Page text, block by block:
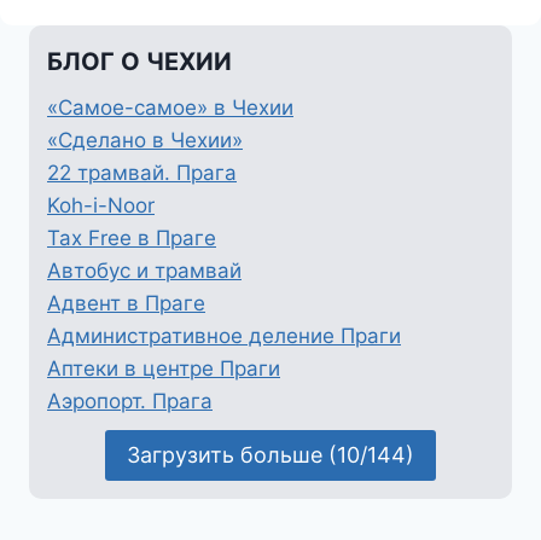
ЧТО
ДЕЛАТЬ?
БЛОГ О ЧЕХИИ
«Самое-самое» в Чехии
«Сделано в Чехии»
22 трамвай. Прага
Koh-i-Noor
Tax Free в Праге
Автобус и трамвай
Адвент в Праге
Административное деление Праги
Аптеки в центре Праги
Аэропорт. Прага
Загрузить больше (10/144)